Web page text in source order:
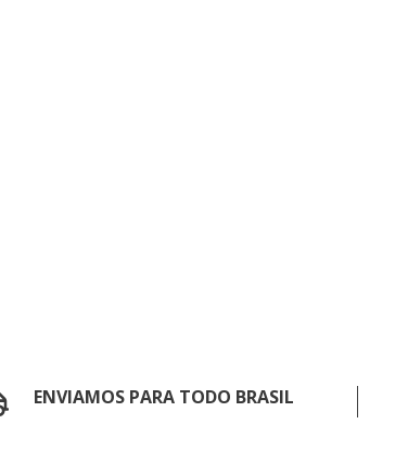
ENVIAMOS PARA TODO BRASIL